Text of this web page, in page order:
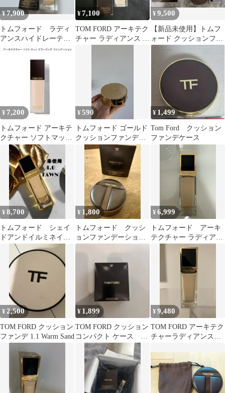
¥7,900
トムフォード ラディ
アンスハイドレーティ
ングファンデーション
¥7,100
TOM FORD アーキテク
チャー ラディアンス フ
¥9,500
【新品未使用】トムフ
ォード クッションファ
ンデーション SPF45
¥ 7,200
トムフォード アーキテ
クチャー ソフトマット
ブラーリング ファンデ
ーション
¥590
トムフォード ゴールド
クッションファンデー
ションケース
¥ 1,499
Tom Ford クッション
ファンデケース
¥8,700
トムフォード シェイ
ドアンドイルミネイ
ト ファンデーショ
ン 4.0 フォーン
¥ 1,800
トムフォード クッシ
ョンファンデーション
ケース
¥6,999
トムフォード アーキ
テクチャー ラディアン
ス ファンデーション
1.5C バニラ
¥ 2,500
TOM FORD クッション
ファンデ 1.1 Warm Sand
¥ 1,899
TOM FORD クッション
コンパクト ケース ブ
ラウン ゴールド
¥9,480
TOM FORD アーキテク
チャーラディアンスハ